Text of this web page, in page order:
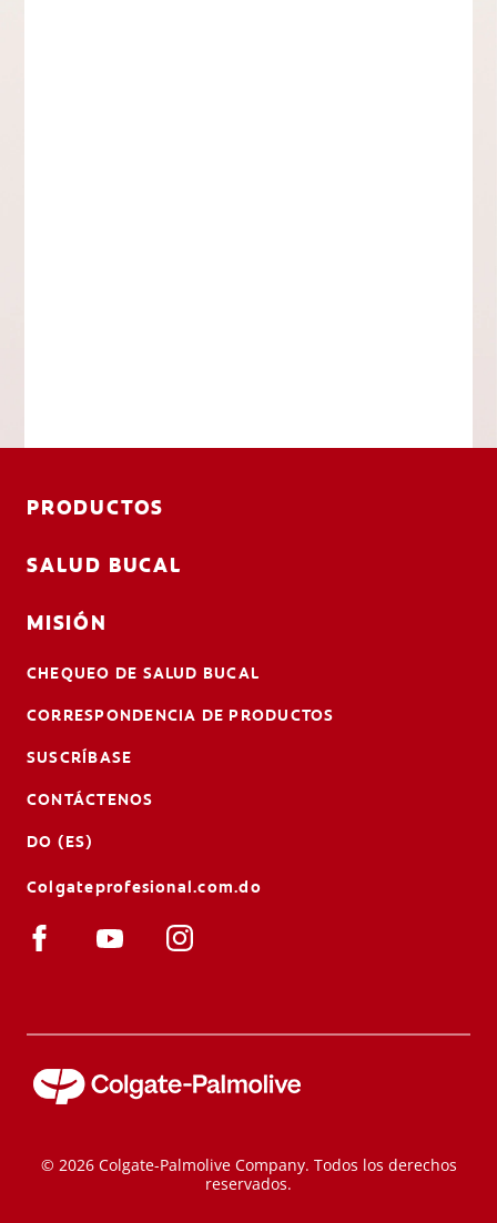
PRODUCTOS
SALUD BUCAL
MISIÓN
CHEQUEO DE SALUD BUCAL
CORRESPONDENCIA DE PRODUCTOS
SUSCRÍBASE
CONTÁCTENOS
DO (ES)
Colgateprofesional.com.do
© 2026 Colgate-Palmolive Company. Todos los derechos
reservados.